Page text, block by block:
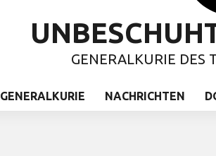
GENERALKURIE DES
GENERALKURIE NACHRICHTEN